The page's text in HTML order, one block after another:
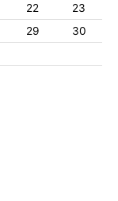
22
23
29
30